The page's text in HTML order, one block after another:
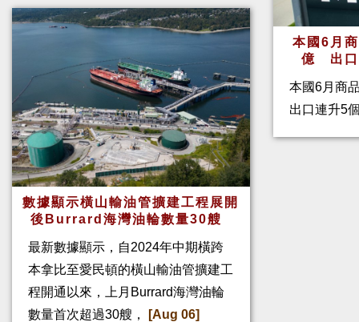
數據顯示橫山輸油管擴建工程展開
後Burrard海灣油輪數量30艘
最新數據顯示，自2024年中期橫跨
本拿比至愛民頓的橫山輸油管擴建工
程開通以來，上月Burrard海灣油輪
數量首次超過30艘，
[Aug 06]
本國6月
億 出口
本國6月商
出口連升5